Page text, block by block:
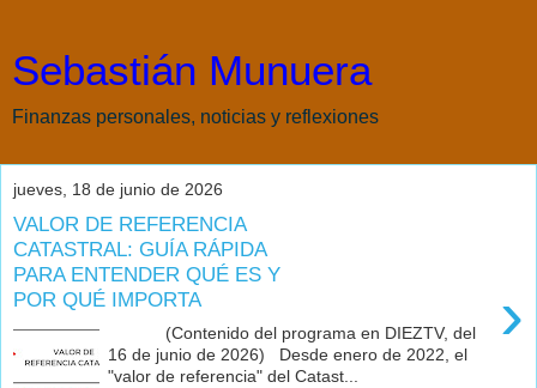
Sebastián Munuera
Finanzas personales, noticias y reflexiones
jueves, 18 de junio de 2026
VALOR DE REFERENCIA
CATASTRAL: GUÍA RÁPIDA
PARA ENTENDER QUÉ ES Y
POR QUÉ IMPORTA
›
(Contenido del programa en DIEZTV, del
16 de junio de 2026) Desde enero de 2022, el
"valor de referencia" del Catast...